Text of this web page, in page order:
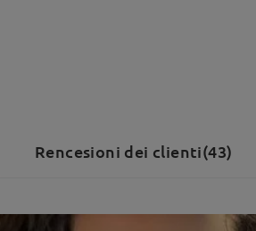
Rencesioni dei clienti(43)